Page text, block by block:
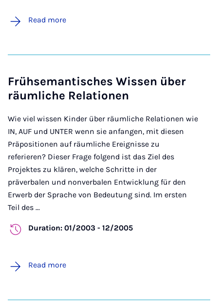
Read more
Frühsemantisches Wissen über
räumliche Relationen
Wie viel wissen Kinder über räumliche Relationen wie
IN, AUF und UNTER wenn sie anfangen, mit diesen
Präpositionen auf räumliche Ereignisse zu
referieren? Dieser Frage folgend ist das Ziel des
Projektes zu klären, welche Schritte in der
präverbalen und nonverbalen Entwicklung für den
Erwerb der Sprache von Bedeutung sind. Im ersten
Teil des ...
Duration: 01/2003 - 12/2005
Read more